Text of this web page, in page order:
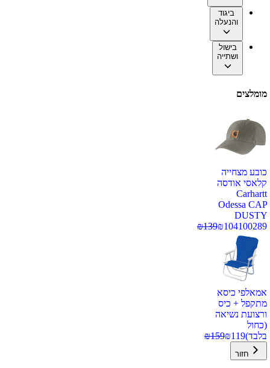
ביגוד
והנעלה
בישול
ושתייה
מומלצים
כובע מצחייה
קלאסי אודסה
Carhartt
Odessa CAP
DUSTY
100289
₪104
₪139
אמאלפי כיסא
מתקפל + כיס
ורצועת נשיאה
(כחול
בלבד)
₪119
₪159
חזור